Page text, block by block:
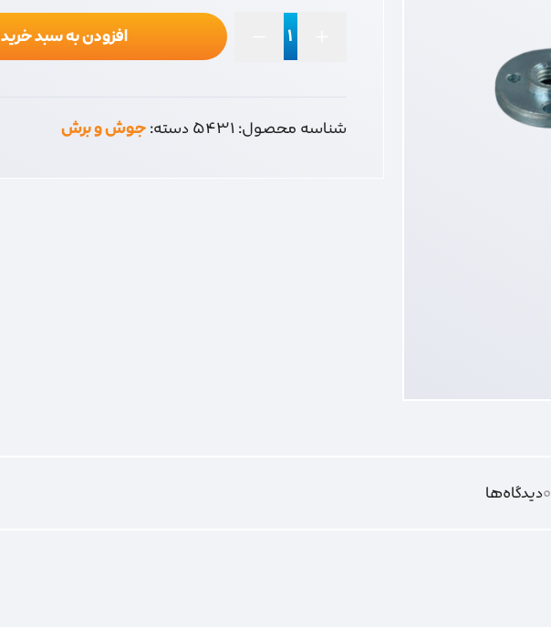
افزودن به سبد خرید
شناسه محصول: 5431دسته:جوش و برش
0دیدگاه‌‌ها